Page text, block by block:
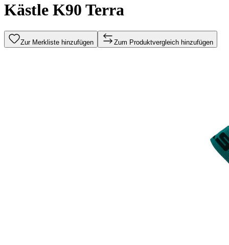
Kästle K90 Terra
Zur Merkliste hinzufügen Zum Produktvergleich hinzufügen